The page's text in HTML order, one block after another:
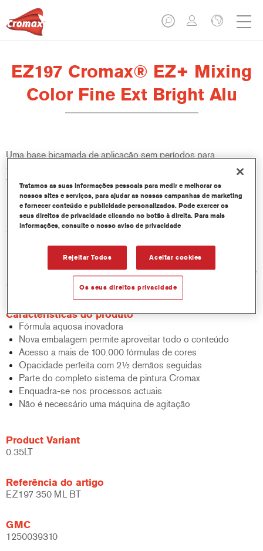
EZ197 Cromax® EZ+ Mixing
Color Fine Ext Bright Alu
Uma base bicamada de aplicação sem períodos para
evaporação, fácil de usar, de excelentes desempenho de cor,
flexibilidade e valor. Boa opacidade, técnica de disfarce
melhorada e excelente controlo de manchas tornam todos as
repinturas mais fáceis e rápidas. Proporciona também acesso a
uma biblioteca constantemente atualizada de mais de 100.000
fórmulas de cores sólidas, metálicas e nacaradas. E as
inovadoras garrafas espremíveis garantem dosagens mais
precisas e minimizam o desperdício. Cromax EZ+ é o novo
padrão de base bicamada aquosa em termos de desempenho e
eficiência.
Características do produto
Fórmula aquosa inovadora
Nova embalagem permite aproveitar todo o conteúdo
Acesso a mais de 100.000 fórmulas de cores
Opacidade perfeita com 2½ demãos seguidas
Parte do completo sistema de pintura Cromax
Enquadra-se nos processos actuais
Não é necessário uma máquina de agitação
Product Variant
0.35LT
Referência do artigo
EZ197 350 ML BT
GMC
1250039310
Tratamos as suas informações pessoais para medir e melhorar os
nossos sites e serviços, para ajudar as nossas campanhas de marketing
e fornecer conteúdo e publicidade personalizados. Pode exercer os
seus direitos de privacidade clicando no botão à direita. Para mais
informações, consulte o nosso aviso de privacidade
Rejeitar Todos Aceitar cookies
Os seus direitos privacidade